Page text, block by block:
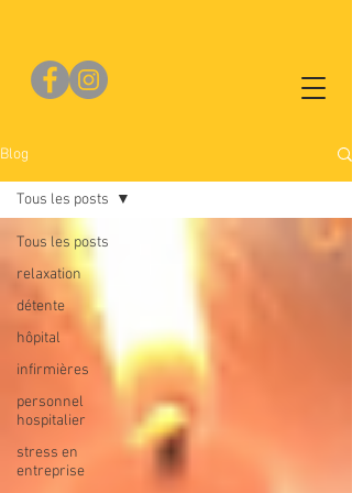
Blog
Tous les posts
relaxation
détente
hôpital
infirmières
personnel
hospitalier
stress en
entreprise
Tous les posts